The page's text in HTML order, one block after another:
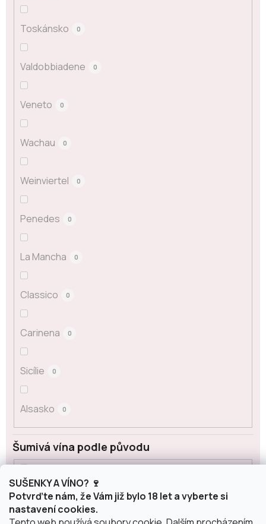
SUŠENKY A VÍNO? 🍷
Potvrďte nám, že Vám již bylo 18 let a vyberte si
nastavení cookies.
Toskánsko 0
Valdobbiadene 0
Veneto 0
Wachau 0
Weinviertel 0
Penedes 0
La Mancha 0
Classico 0
Carinena 0
Sicílie 0
Alsasko 0
Šumivá vína podle původu
Cava 0